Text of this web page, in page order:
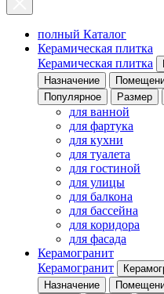
полный Каталог
Керамическая плитка
Керамическая плитка
Назначение
Популярное
Размер
для ванной
для фартука
для кухни
для туалета
для гостиной
для улицы
для балкона
для бассейна
для коридора
для фасада
Керамогранит
Керамогранит
Назначение